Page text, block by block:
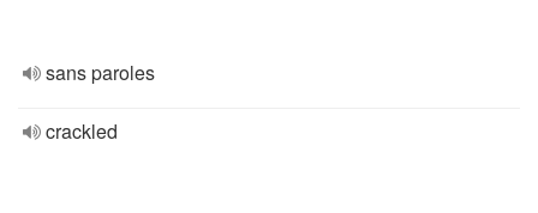
sans paroles
crackled